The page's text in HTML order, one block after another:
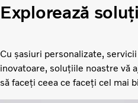
Explorează
Cu șasiuri personalizate,
inovatoare, soluțiile noastre vă
să faceți ceea ce faceți cel mai